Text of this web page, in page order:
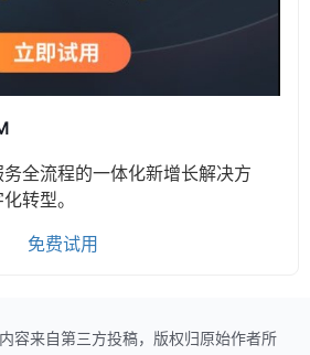
全流程的一体化新增长解决方
转型。
免费试用
容来自第三方投稿，版权归原始作者所